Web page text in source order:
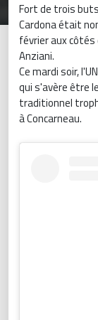
Fort de trois
Cardona était
février aux
Anziani.
Ce mardi soir,
qui s'avère être
traditionnel
à Concarneau.